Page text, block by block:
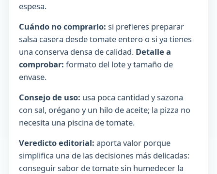
espesa.
Cuándo no comprarlo: si prefieres preparar
salsa casera desde tomate entero o si ya tienes
una conserva densa de calidad. Detalle a
comprobar: formato del lote y tamaño de
envase.
Consejo de uso: usa poca cantidad y sazona
con sal, orégano y un hilo de aceite; la pizza no
necesita una piscina de tomate.
Veredicto editorial: aporta valor porque
simplifica una de las decisiones más delicadas:
conseguir sabor de tomate sin humedecer la